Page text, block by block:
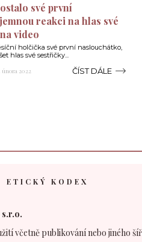
své první
reakci na hlas své
video
holčička své první naslouchátko,
hlas své sestřičky...
února 2022 ČÍST DÁLE
ETICKÝ KODEX
včetně publikování nebo jiného